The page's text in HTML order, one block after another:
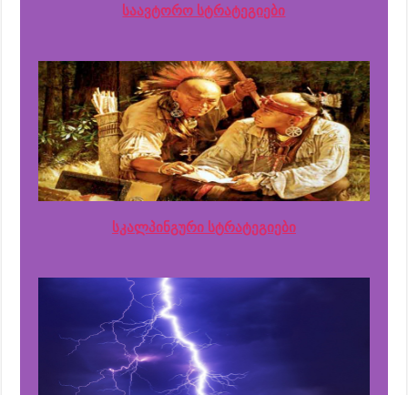
საავტორო სტრატეგიები
სკალპინგური სტრატეგიები